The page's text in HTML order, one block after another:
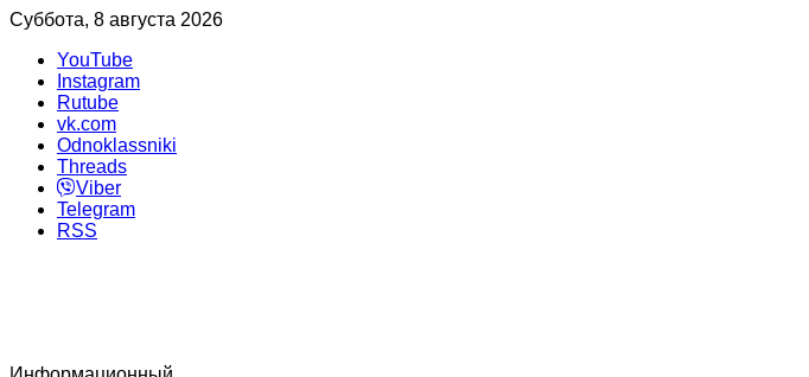
Суббота, 8 августа 2026
YouTube
Instagram
Rutube
vk.com
Odnoklassniki
Threads
Viber
Telegram
RSS